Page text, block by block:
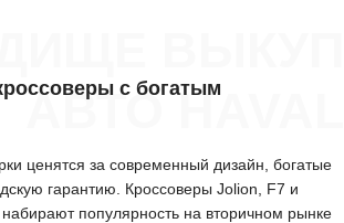
ВЫКУП
АВТО HAVAL
с богатым
ценятся за современный дизайн, богатые
гарантию. Кроссоверы Jolion, F7 и
популярность на вторичном рынке